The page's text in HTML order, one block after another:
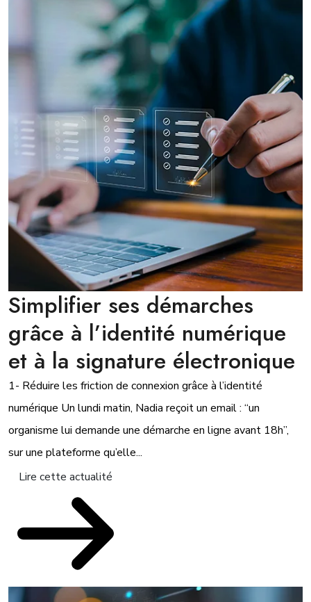
Simplifier ses démarches
grâce à l’identité numérique
et à la signature électronique
1- Réduire les friction de connexion grâce à l’identité
numérique Un lundi matin, Nadia reçoit un email : “un
organisme lui demande une démarche en ligne avant 18h”,
sur une plateforme qu’elle...
Lire cette actualité